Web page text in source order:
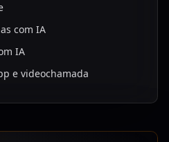
com IA
IA
e videochamada